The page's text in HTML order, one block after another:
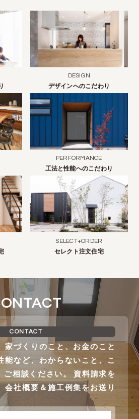
DESIGN
デザインへのこだわり
PERFORMANCE
工法と性能へのこだわり
SELECT+ORDER
セレクト注文住宅
CONTACT
家づくりのこと、お金のこと
能など、わからないこと、こ
ご相談ください。 資料請求を
会社概要＆施工例集をお送り